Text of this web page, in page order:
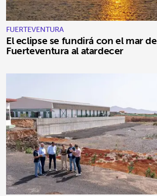
FUERTEVENTURA
El eclipse se fundirá con el mar de
Fuerteventura al atardecer